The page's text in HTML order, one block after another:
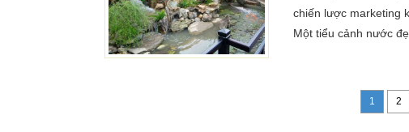
chiến lược marketing
Một tiểu cảnh nước
hút khách hàng và
"check-in". Tuy
có những đòi hỏi
1 2